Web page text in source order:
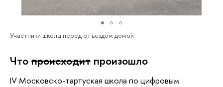
Участники школы перед отъездом домой
Что происходит произошло
IV Московско-тартуская школа по цифровым